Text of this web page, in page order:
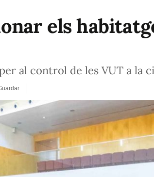
els
al control de les VUT a la